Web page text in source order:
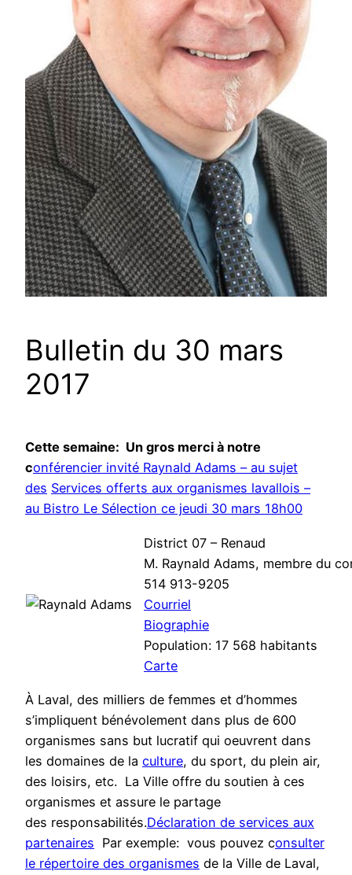
Bulletin du 30 mars
2017
Cette semaine: Un gros merci à notre
conférencier invité Raynald Adams – au sujet
des Services offerts aux organismes lavallois –
au Bistro Le Sélection ce jeudi 30 mars 18h00
District 07 – Renaud
M. Raynald Adams, membre du
514 913-9205
Co​urriel​
Biographie
Population: 17 568 habitants
Carte
À Laval, des milliers de femmes et d’hommes
s’impliquent bénévolement dans plus de 600
organismes sans but lucratif qui oeuvrent dans
les domaines de la culture, du sport, du plein air,
des loisirs, etc. La Ville offre du soutien à ces
organismes et assure le partage
des responsabilités.Déclaration de services aux
partenaires Par exemple: vous pouvez consulter
le répertoire des organismes de la Ville de Laval,